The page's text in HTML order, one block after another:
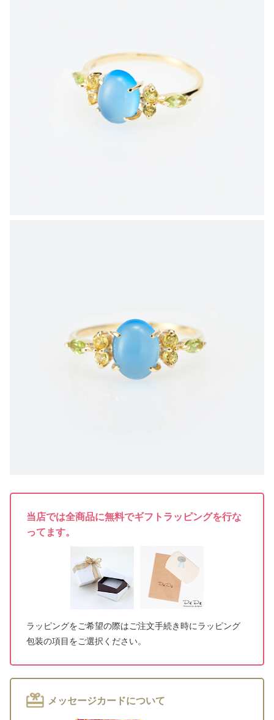
当店では全商品に無料でギフトラッピングを行な
ってます。
ラッピングをご希望の際はご注文手続き時にラッピング
包装の項目をご選択ください。
メッセージカードについて